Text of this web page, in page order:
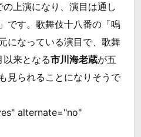
上演になり、演目は通し
です。歌舞伎十八番の「鳴
になっている演目で、歌舞
来となる市川海老蔵が五
見られることになりそうで
alternate="no"